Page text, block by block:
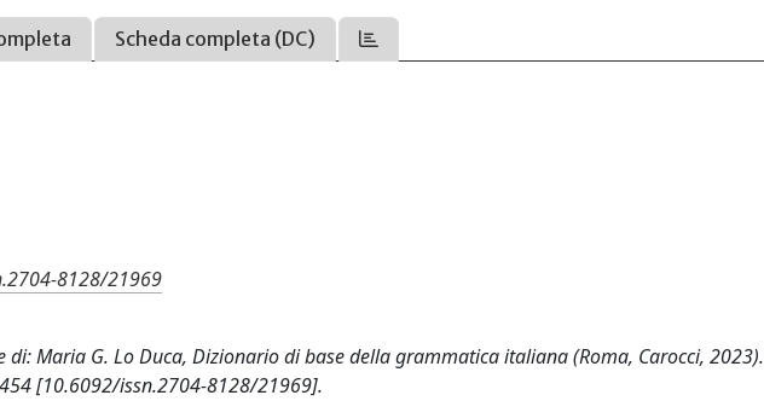
Scheda completa (DC)
8128/21969
di: Maria G. Lo Duca, Dizionario di base della grammatica italiana (Roma, Carocci, 2023).
454 [10.6092/issn.2704-8128/21969].